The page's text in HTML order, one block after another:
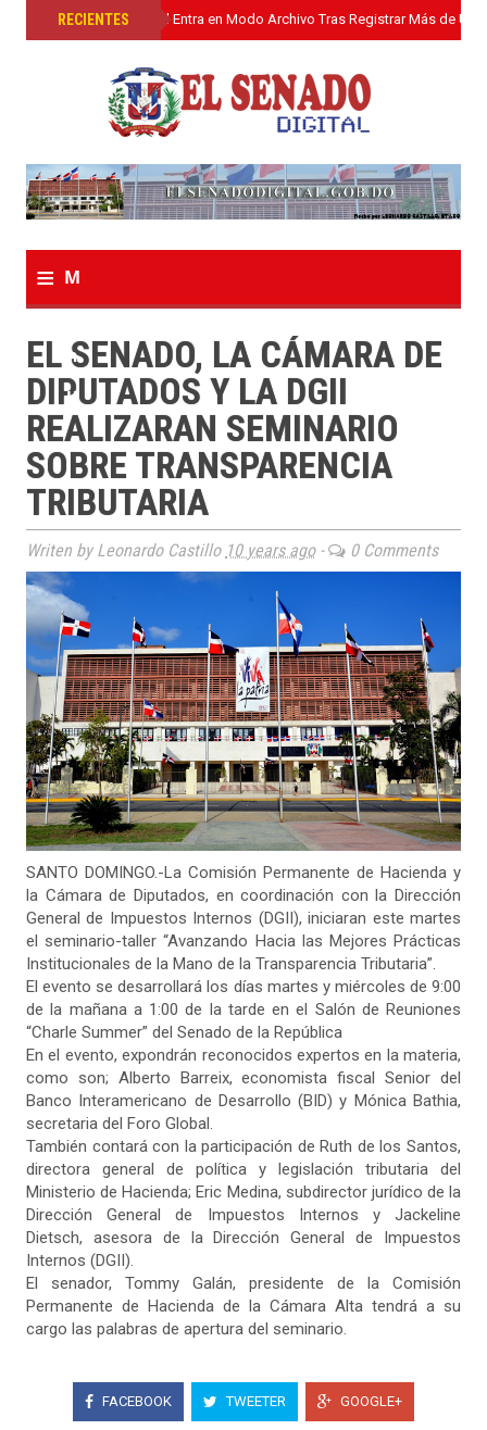
RECIENTES
»El Senado Digital Entra en Modo Archivo Tras Registrar Más de Un
≡ M
e
n
u
EL SENADO, LA CÁMARA DE
DIPUTADOS Y LA DGII
REALIZARAN SEMINARIO
SOBRE TRANSPARENCIA
TRIBUTARIA
Writen by Leonardo Castillo 10 years ago- 0 Comments
SANTO DOMINGO.-La Comisión Permanente de Hacienda y
la Cámara de Diputados, en coordinación con la Dirección
General de Impuestos Internos (DGII), iniciaran este martes
el seminario-taller “Avanzando Hacia las Mejores Prácticas
Institucionales de la Mano de la Transparencia Tributaria”.
El evento se desarrollará los días martes y miércoles de 9:00
de la mañana a 1:00 de la tarde en el Salón de Reuniones
“Charle Summer” del Senado de la República
En el evento, expondrán reconocidos expertos en la materia,
como son; Alberto Barreix, economista fiscal Senior del
Banco Interamericano de Desarrollo (BID) y Mónica Bathia,
secretaria del Foro Global.
También contará con la participación de Ruth de los Santos,
directora general de política y legislación tributaria del
Ministerio de Hacienda; Eric Medina, subdirector jurídico de la
Dirección General de Impuestos Internos y Jackeline
Dietsch, asesora de la Dirección General de Impuestos
Internos (DGII).
El senador, Tommy Galán, presidente de la Comisión
Permanente de Hacienda de la Cámara Alta tendrá a su
cargo las palabras de apertura del seminario.
FACEBOOK TWEETER GOOGLE+